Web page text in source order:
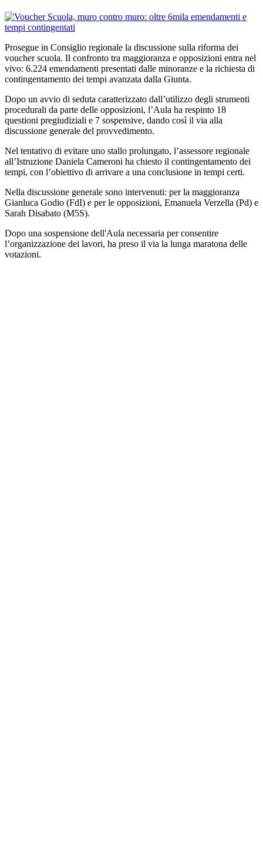
Prosegue in Consiglio regionale la discussione sulla riforma dei
voucher scuola. Il confronto tra maggioranza e opposizioni entra nel
vivo: 6.224 emendamenti presentati dalle minoranze e la richiesta di
contingentamento dei tempi avanzata dalla Giunta.
Dopo un avvio di seduta caratterizzato dall’utilizzo degli strumenti
procedurali da parte delle opposizioni, l’Aula ha respinto 18
questioni pregiudiziali e 7 sospensive, dando così il via alla
discussione generale del provvedimento.
Nel tentativo di evitare uno stallo prolungato, l’assessore regionale
all’Istruzione Daniela Cameroni ha chiesto il contingentamento dei
tempi, con l’obiettivo di arrivare a una conclusione in tempi certi.
Nella discussione generale sono intervenuti: per la maggioranza
Gianluca Godio (FdI) e per le opposizioni, Emanuela Verzella (Pd) e
Sarah Disabato (M5S).
Dopo una sospensione dell'Aula necessaria per consentire
l’organizzazione dei lavori, ha preso il via la lunga maratona delle
votazioni.